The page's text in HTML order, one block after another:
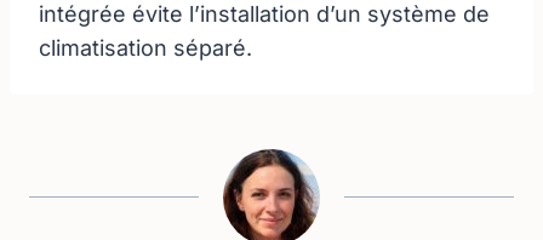
intégrée évite l’installation d’un système de
climatisation séparé.